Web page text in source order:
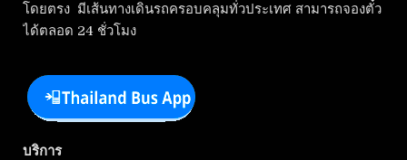
โดยตรง มีเส้นทางเดินรถครอบคลุมทั่วประเทศ สามารถจองตั๋ว
ได้ตลอด 24 ชั่วโมง
บริการ